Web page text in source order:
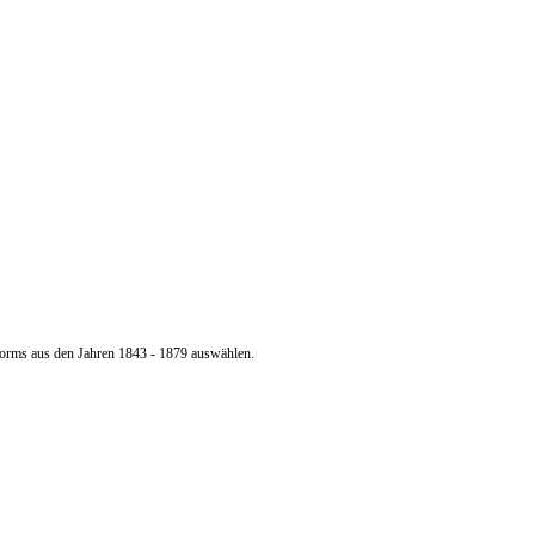
aus den Jahren 1843 - 1879 auswählen.